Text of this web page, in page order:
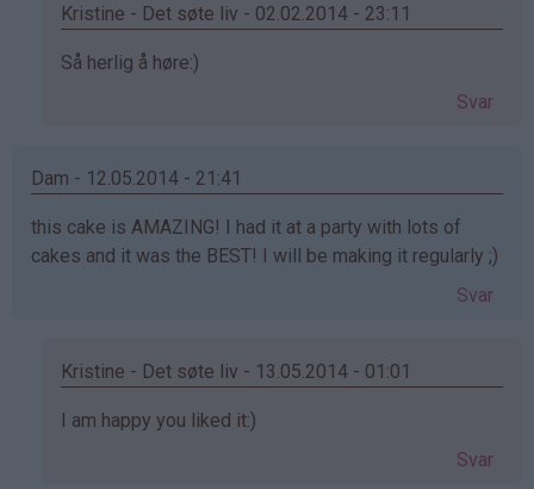
Kristine - Det søte liv - 02.02.2014 - 23:11
Som
Anonym
bekreftet)
Så herlig å høre:)
Svar
Dam - 12.05.2014 - 21:41
this cake is AMAZING! I had it at a party with lots of
cakes and it was the BEST! I will be making it regularly ;)
Svar
Kristine - Det søte liv - 13.05.2014 - 01:01
Som
I am happy you liked it:)
Svar